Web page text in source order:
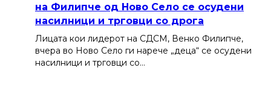
на Филипче од Ново Село се осудени
насилници и трговци со дрога
Лицата кои лидерот на СДСМ, Венко Филипче,
вчера во Ново Село ги нарече „деца“ се осудени
насилници и трговци со…